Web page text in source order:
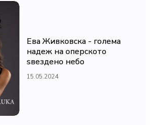
Ева Живковска - голема
надеж на оперското
ѕвездено небо
15.05.2024